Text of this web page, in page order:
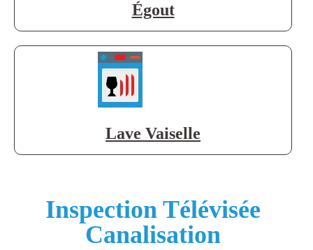
Égout
Lave Vaiselle
Inspection Télévisée
Canalisation